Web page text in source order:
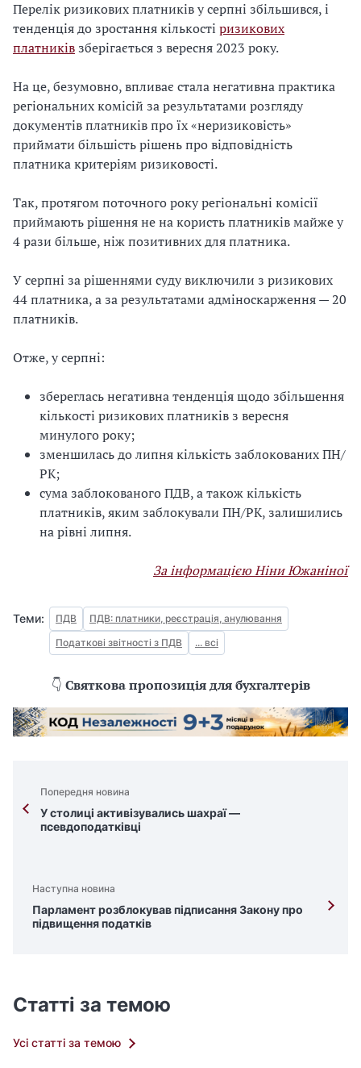
Перелік ризикових платників у серпні збільшився, і
тенденція до зростання кількості ризикових
платниківзберігається з вересня 2023 року.
На це, безумовно, впливає стала негативна практика
регіональних комісій за результатами розгляду
документів платників про їх «неризиковість»
приймати більшість рішень про відповідність
платника критеріям ризиковості.
Так, протягом поточного року регіональні комісії
приймають рішення не на користь платників майже у
4 рази більше, ніж позитивних для платника.
У серпні за рішеннями суду виключили з ризикових
44 платника, а за результатами адміноскарження — 20
платників.
Отже, у серпні:
збереглась негативна тенденція щодо збільшення
кількості ризикових платників з вересня
минулого року;
зменшилась до липня кількість заблокованих ПН/
РК;
сума заблокованого ПДВ, а також кількість
платників, яким заблокували ПН/РК, залишились
на рівні липня.
За інформацією Ніни Южаніної
Теми: ПДВ
ПДВ: платники, реєстрація, анулювання
Податкові звітності з ПДВ
... всі
👇 Святкова пропозиція для бухгалтерів
Попередня новина
У столиці активізувались шахраї —
псевдоподатківці
Наступна новина
Парламент розблокував підписання Закону про
підвищення податків
Статті за темою
Усі статті за темою